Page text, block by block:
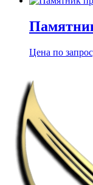
Цена по